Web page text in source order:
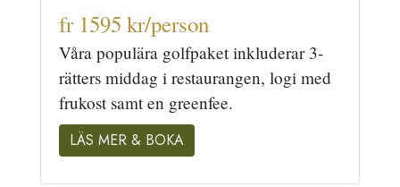
fr 1595 kr/person
Våra populära golfpaket inkluderar 3-
rätters middag i restaurangen, logi med
frukost samt en greenfee.
LÄS MER & BOKA